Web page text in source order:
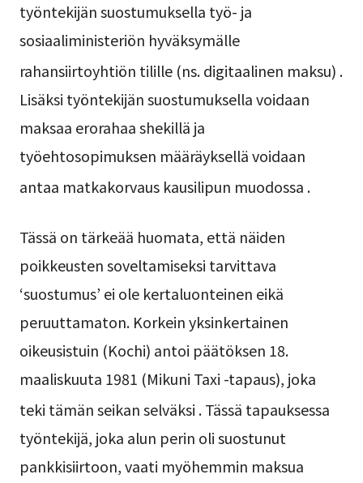
työntekijän suostumuksella työ- ja
sosiaaliministeriön hyväksymälle
rahansiirtoyhtiön tilille (ns. digitaalinen maksu) .
Lisäksi työntekijän suostumuksella voidaan
maksaa erorahaa shekillä ja
työehtosopimuksen määräyksellä voidaan
antaa matkakorvaus kausilipun muodossa .
Tässä on tärkeää huomata, että näiden
poikkeusten soveltamiseksi tarvittava
‘suostumus’ ei ole kertaluonteinen eikä
peruuttamaton. Korkein yksinkertainen
oikeusistuin (Kochi) antoi päätöksen 18.
maaliskuuta 1981 (Mikuni Taxi -tapaus), joka
teki tämän seikan selväksi . Tässä tapauksessa
työntekijä, joka alun perin oli suostunut
pankkisiirtoon, vaati myöhemmin maksua